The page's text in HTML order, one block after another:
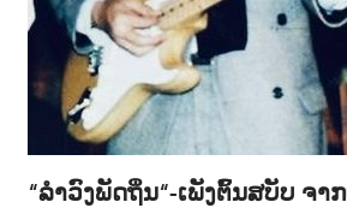
“ລຳວົງພັດຖິ່ນ“-ເພັງຕົ້ນສບັບ ຈາ